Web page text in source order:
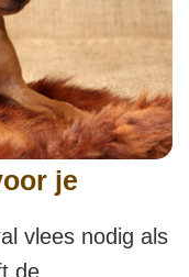
je
vlees nodig als
de